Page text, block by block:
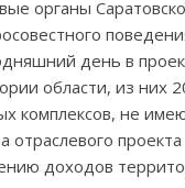
органы
день в
области, из них
комплексов, не
отраслевого
доходов